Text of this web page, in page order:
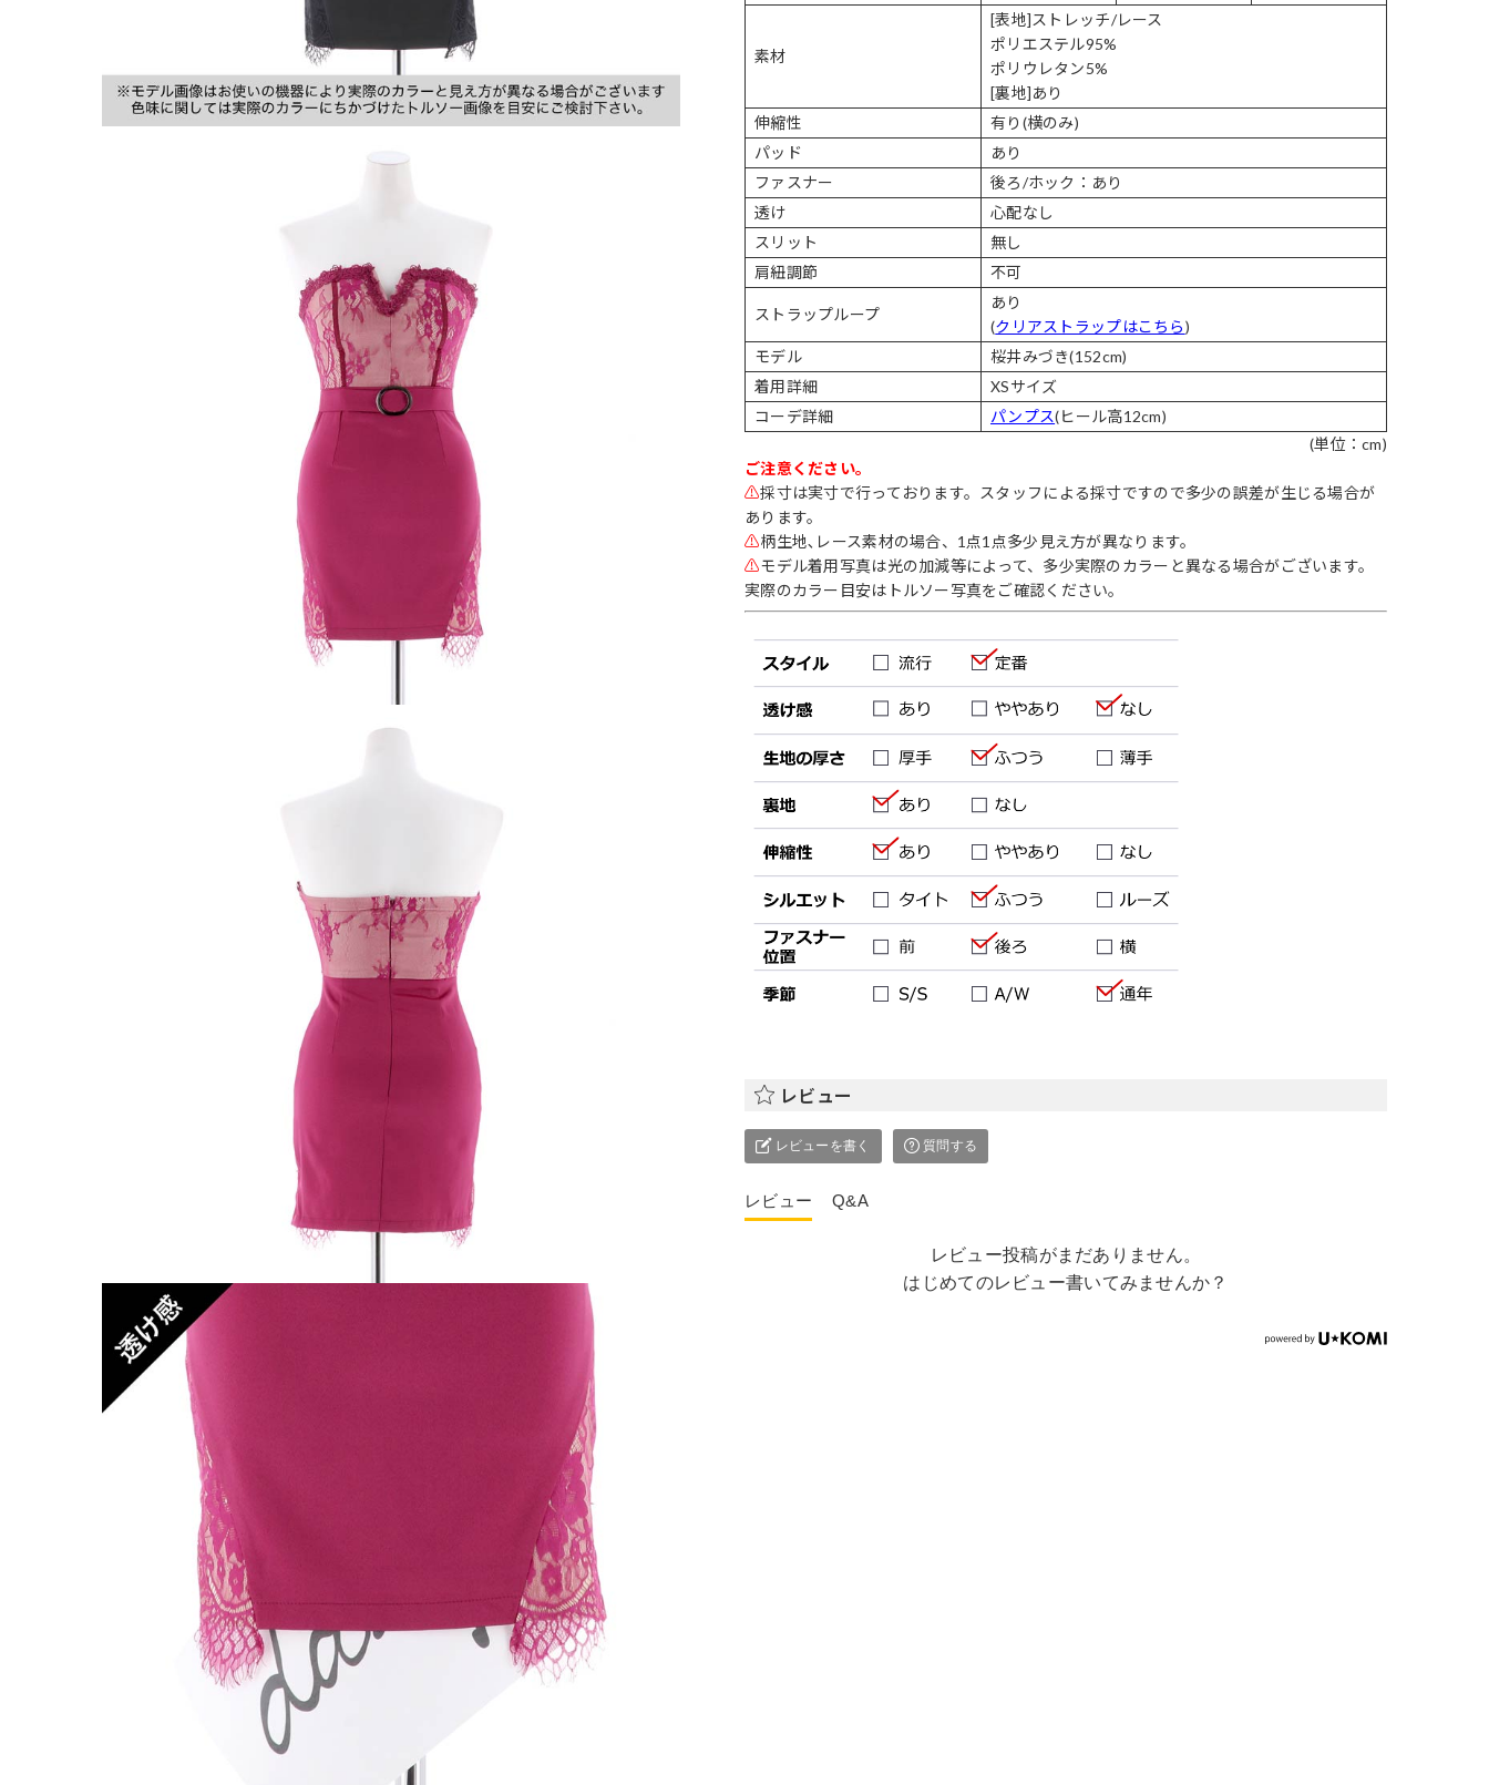
素材
[表地]ストレッチ/レース
ポリエステル95%
ポリウレタン5%
[裏地]あり
伸縮性
有り(横のみ)
パッド
あり
ファスナー
後ろ/ホック：あり
透け
心配なし
スリット
無し
肩紐調節
不可
ストラップループ
あり
(クリアストラップはこちら)
モデル
桜井みづき(152cm)
着用詳細
XSサイズ
コーデ詳細
パンプス(ヒール高12cm)
(単位：cm)
ご注意ください。
⚠採寸は実寸で行っております。スタッフによる採寸ですので多少の誤差が生じる場合が
あります。
⚠柄生地､レース素材の場合、1点1点多少見え方が異なります。
⚠モデル着用写真は光の加減等によって、多少実際のカラーと異なる場合がございます。
実際のカラー目安はトルソー写真をご確認ください。
レビュー
レビューを書く 質問する
レビュー Q&A
レビュー投稿がまだありません。
はじめてのレビュー書いてみませんか？